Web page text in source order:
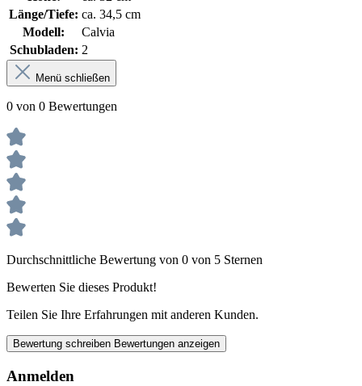
Länge/Tiefe: ca. 34,5 cm
Modell:
Calvia
Schubladen: 2
Menü schließen
0 von 0 Bewertungen
Durchschnittliche Bewertung von 0 von 5 Sternen
Bewerten Sie dieses Produkt!
Teilen Sie Ihre Erfahrungen mit anderen Kunden.
Bewertung schreiben Bewertungen anzeigen
Anmelden